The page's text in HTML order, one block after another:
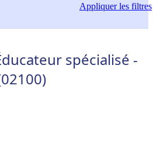
Appliquerles filtres
spécialisé -